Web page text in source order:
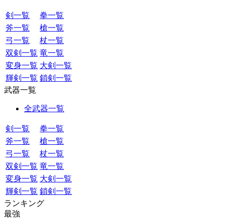
剣一覧
拳一覧
斧一覧
槍一覧
弓一覧
杖一覧
双剣一覧 竜一覧
変身一覧 大剣一覧
輝剣一覧 鎖剣一覧
武器一覧
全武器一覧
剣一覧
拳一覧
斧一覧
槍一覧
弓一覧
杖一覧
双剣一覧 竜一覧
変身一覧 大剣一覧
輝剣一覧 鎖剣一覧
ランキング
最強